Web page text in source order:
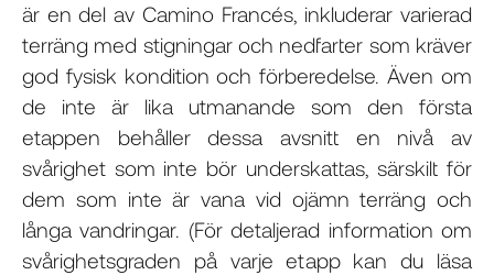
är en del av Camino Francés, inkluderar varierad
terräng med stigningar och nedfarter som kräver
god fysisk kondition och förberedelse. Även om
de inte är lika utmanande som den första
etappen behåller dessa avsnitt en nivå av
svårighet som inte bör underskattas, särskilt för
dem som inte är vana vid ojämn terräng och
långa vandringar. (För detaljerad information om
svårighetsgraden på varje etapp kan du läsa